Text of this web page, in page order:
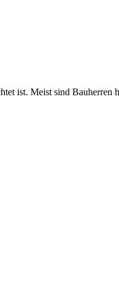
ist. Meist sind Bauherren